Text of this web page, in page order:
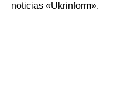
noticias «Ukrinform».